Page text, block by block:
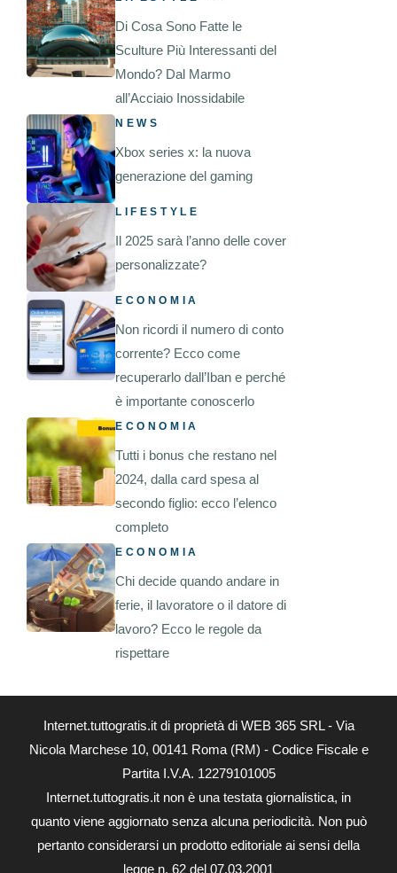
Di Cosa Sono Fatte le
Sculture Più Interessanti del
Mondo? Dal Marmo
all’Acciaio Inossidabile
NEWS
Xbox series x: la nuova
generazione del gaming
LIFESTYLE
Il 2025 sarà l’anno delle cover
personalizzate?
ECONOMIA
Non ricordi il numero di conto
corrente? Ecco come
recuperarlo dall’Iban e perché
è importante conoscerlo
ECONOMIA
Tutti i bonus che restano nel
2024, dalla card spesa al
secondo figlio: ecco l’elenco
completo
ECONOMIA
Chi decide quando andare in
ferie, il lavoratore o il datore di
lavoro? Ecco le regole da
rispettare
Internet.tuttogratis.it di proprietà di WEB 365 SRL - Via
Nicola Marchese 10, 00141 Roma (RM) - Codice Fiscale e
Partita I.V.A. 12279101005
Internet.tuttogratis.it non è una testata giornalistica, in
quanto viene aggiornato senza alcuna periodicità. Non può
pertanto considerarsi un prodotto editoriale ai sensi della
legge n. 62 del 07.03.2001